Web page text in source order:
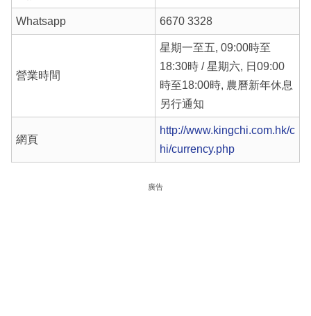
Whatsapp 6670 3328
營業時間
星期一至五, 09:00時至
18:30時 / 星期六, 日09:00
時至18:00時, 農曆新年休息
另行通知
網頁
http://www.kingchi.com.hk/c
hi/currency.php
廣告